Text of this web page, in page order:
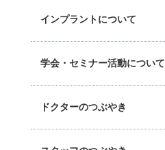
インプラントについて
学会・セミナー活動について
ドクターのつぶやき